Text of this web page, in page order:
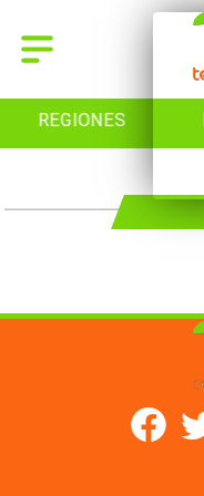
REGIONES